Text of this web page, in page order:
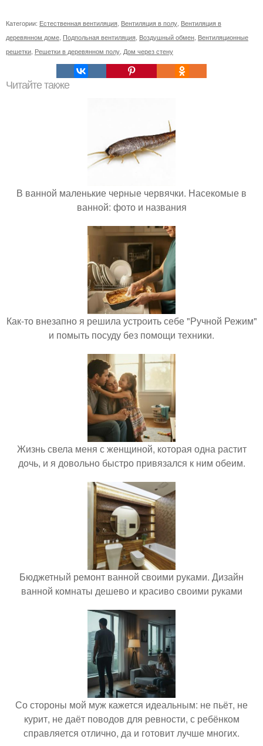
Категории: Естественная вентиляция Вентиляция в полу Вентиляция в
деревянном доме Подпольная вентиляция Воздушный обмен Вентиляционные
решетки Решетки в деревянном полу Дом через стену
Читайте также
В ванной маленькие черные червячки. Насекомые в
ванной: фото и названия
Как-то внезапно я решила устроить себе "Ручной Режим"
и помыть посуду без помощи техники.
Жизнь свела меня с женщиной, которая одна растит
дочь, и я довольно быстро привязался к ним обеим.
Бюджетный ремонт ванной своими руками. Дизайн
ванной комнаты дешево и красиво своими руками
Со стороны мой муж кажется идеальным: не пьёт, не
курит, не даёт поводов для ревности, с ребёнком
справляется отлично, да и готовит лучше многих.